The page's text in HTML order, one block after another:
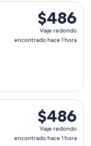
$486
Viaje
redondo,
$486
Viaje redondo
encontrado hace 1 hora
con salida el
$486
Viaje
redondo,
$486
Viaje redondo
encontrado hace 1 hora
jue, 24 dic.